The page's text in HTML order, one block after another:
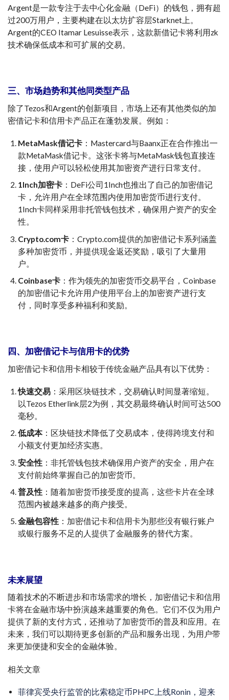
Argent是一款专注于去中心化金融（DeFi）的钱包，拥有超
过200万用户，主要构建在以太坊扩容层Starknet上。
Argent的CEO Itamar Lesuisse表示，这款新借记卡将利用zk
技术确保低成本和可扩展的交易。
三、市场趋势和其他同类型产品
除了Tezos和Argent的创新项目，市场上还有其他类似的加
密借记卡和信用卡产品正在蓬勃发展。例如：
MetaMask借记卡 ：Mastercard与Baanx正在合作推出一
款MetaMask借记卡。这张卡将与MetaMask钱包直接连
接，使用户可以轻松使用其加密资产进行日常支付。
1Inch加密卡 ：DeFi公司1Inch也推出了自己的加密借记
卡，允许用户在全球范围内使用加密货币进行支付。
1Inch卡同样采用非托管钱包技术，确保用户资产的安全
性。
Crypto.com卡 ：Crypto.com提供的加密借记卡系列涵盖
多种加密货币，并提供现金返还奖励，吸引了大量用
户。
Coinbase卡 ：作为领先的加密货币交易平台，Coinbase
的加密借记卡允许用户使用平台上的加密资产进行支
付，同时享受多种福利和奖励。
四、加密借记卡与信用卡的优势
加密借记卡和信用卡相较于传统金融产品具有以下优势：
快速交易 ：采用区块链技术，交易确认时间显著缩短。
以Tezos Etherlink层2为例，其交易最终确认时间可达500
毫秒。
低成本：区块链技术降低了交易成本，使得跨境支付和
小额支付更加经济实惠。
安全性 ：非托管钱包技术确保用户资产的安全，用户在
支付前始终掌握自己的加密货币。
普及性 ：随着加密货币接受度的提高，这些卡片在全球
范围内被越来越多的商户接受。
金融包容性 ：加密借记卡和信用卡为那些没有银行账户
或银行服务不足的人提供了金融服务的替代方案。
未来展望
随着技术的不断进步和市场需求的增长，加密借记卡和信用
卡将在金融市场中扮演越来越重要的角色。它们不仅为用户
提供了新的支付方式，还推动了加密货币的普及和应用。在
未来，我们可以期待更多创新的产品和服务出现，为用户带
来更加便捷和安全的金融体验。
相关文章
菲律宾受央行监管的比索稳定币PHPC上线Ronin，迎来